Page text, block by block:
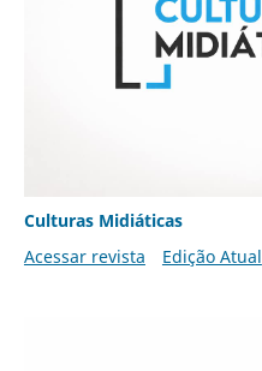
Culturas Midiáticas
Acessar revista
Edição Atual